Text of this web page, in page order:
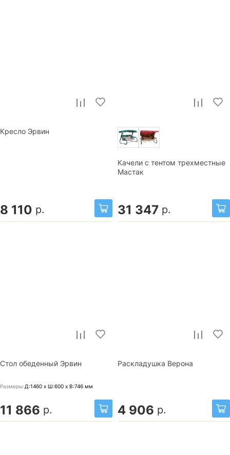
Кресло Эрвин
8 110 р.
Качели с тентом трехместные
Мастак
31 347 р.
Стол обеденный Эрвин
Размеры:Д:1460 x Ш:600 x В:746 мм
11 866 р.
Раскладушка Верона
4 906 р.